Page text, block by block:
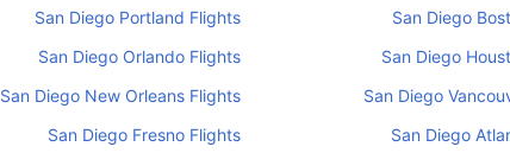
San Diego
San Diego Portland Flights
San Diego
San Diego Orlando Flights
San Diego
San Diego New Orleans Flights
San Diego
San Diego Fresno Flights